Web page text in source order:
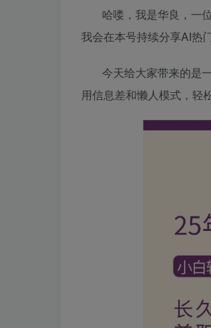
哈喽，我是华良，一
我会在本号持续分享AI热
今天给大家带来的
用信息差和懒人模式，轻